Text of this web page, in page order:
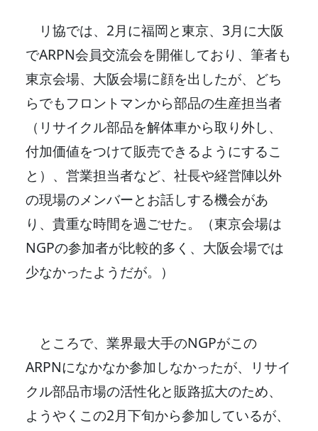
リ協では、2月に福岡と東京、3月に大阪
でARPN会員交流会を開催しており、筆者も
東京会場、大阪会場に顔を出したが、どち
らでもフロントマンから部品の生産担当者
（リサイクル部品を解体車から取り外し、
付加価値をつけて販売できるようにするこ
と）、営業担当者など、社長や経営陣以外
の現場のメンバーとお話しする機会があ
り、貴重な時間を過ごせた。（東京会場は
NGPの参加者が比較的多く、大阪会場では
少なかったようだが。）
ところで、業界最大手のNGPがこの
ARPNになかなか参加しなかったが、リサイ
クル部品市場の活性化と販路拡大のため、
ようやくこの2月下旬から参加しているが、